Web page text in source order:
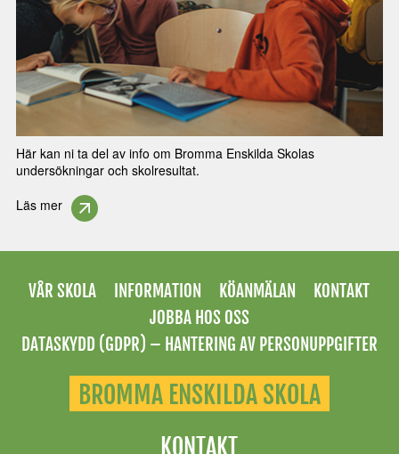
Här kan ni ta del av info om Bromma Enskilda Skolas
undersökningar och skolresultat.
Läs mer
VÅR SKOLA INFORMATION KÖANMÄLAN
KONTAKT
JOBBA HOS OSS
DATASKYDD (GDPR) – HANTERING AV PERSONUPPGIFTER
BROMMA ENSKILDA SKOLA
KONTAKT